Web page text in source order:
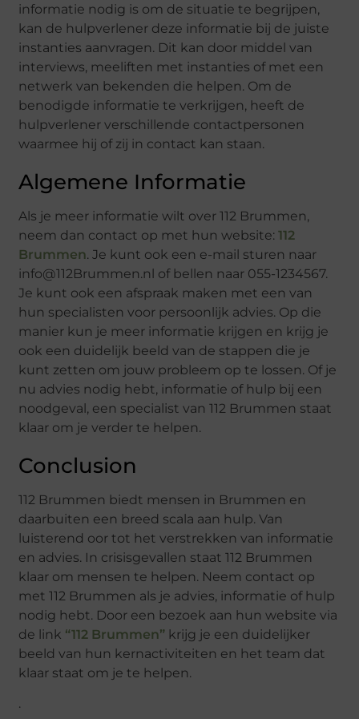
informatie nodig is om de situatie te begrijpen,
kan de hulpverlener deze informatie bij de juiste
instanties aanvragen. Dit kan door middel van
interviews, meeliften met instanties of met een
netwerk van bekenden die helpen. Om de
benodigde informatie te verkrijgen, heeft de
hulpverlener verschillende contactpersonen
waarmee hij of zij in contact kan staan.
Algemene Informatie
Als je meer informatie wilt over 112 Brummen,
neem dan contact op met hun website:112
Brummen. Je kunt ook een e-mail sturen naar
info@112Brummen.nl of bellen naar 055-1234567.
Je kunt ook een afspraak maken met een van
hun specialisten voor persoonlijk advies. Op die
manier kun je meer informatie krijgen en krijg je
ook een duidelijk beeld van de stappen die je
kunt zetten om jouw probleem op te lossen. Of je
nu advies nodig hebt, informatie of hulp bij een
noodgeval, een specialist van 112 Brummen staat
klaar om je verder te helpen.
Conclusion
112 Brummen biedt mensen in Brummen en
daarbuiten een breed scala aan hulp. Van
luisterend oor tot het verstrekken van informatie
en advies. In crisisgevallen staat 112 Brummen
klaar om mensen te helpen. Neem contact op
met 112 Brummen als je advies, informatie of hulp
nodig hebt. Door een bezoek aan hun website via
de link “112 Brummen” krijg je een duidelijker
beeld van hun kernactiviteiten en het team dat
klaar staat om je te helpen.
.